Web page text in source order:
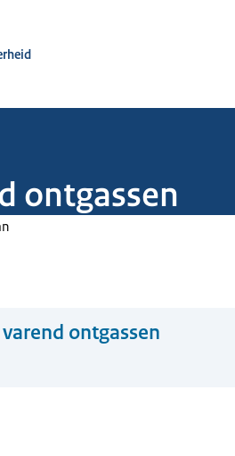
ontgassen
ontgassen